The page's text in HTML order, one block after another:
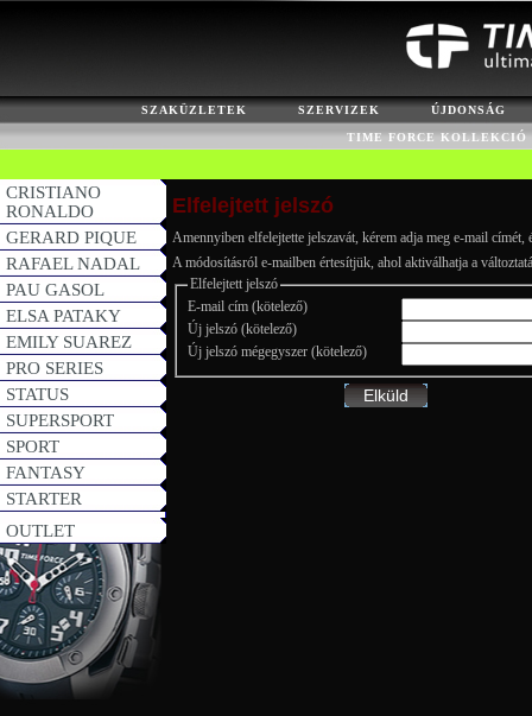
SZAKÜZLETEK SZERVIZEK ÚJDONSÁG
TIME FORCE KOLLEKCIÓ
CRISTIANO
RONALDO
GERARD PIQUE
RAFAEL NADAL
PAU GASOL
ELSA PATAKY
EMILY SUAREZ
PRO SERIES
STATUS
SUPERSPORT
SPORT
FANTASY
STARTER
OUTLET
Elfelejtett jelszó
Amennyiben elfelejtette jelszavát, kérem adja meg e-mail címét,
A módosításról e-mailben értesítjük, ahol aktiválhatja a
Elfelejtett jelszó
E-mail cím (kötelező)
Új jelszó (kötelező)
Új jelszó mégegyszer (kötelező)